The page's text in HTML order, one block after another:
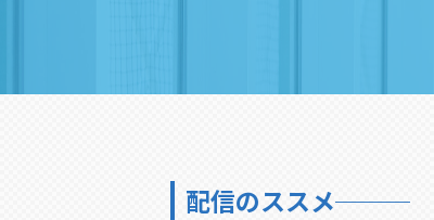
配信のススメ───